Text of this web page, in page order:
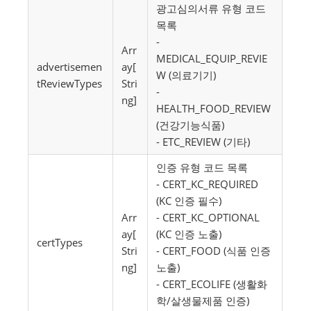
advertisemen
tReviewTypes
Arr
ay[
Stri
ng]
광고심의서류 유형 코드
목록
-
MEDICAL_EQUIP_REVIE
W (의료기기)
-
HEALTH_FOOD_REVIEW
(건강기능식품)
- ETC_REVIEW (기타)
certTypes
Arr
ay[
Stri
ng]
인증 유형 코드 목록
- CERT_KC_REQUIRED
(KC 인증 필수)
- CERT_KC_OPTIONAL
(KC 인증 노출)
- CERT_FOOD (식품 인증
노출)
- CERT_ECOLIFE (생활화
학/살생물제품 인증)